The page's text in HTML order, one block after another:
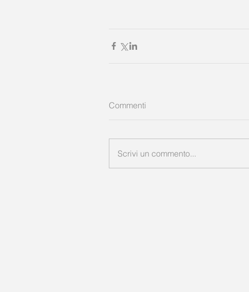
Commenti
Scrivi un commento...